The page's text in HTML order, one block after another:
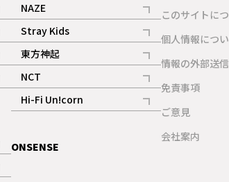
NAZE
記事
Stray Kids
記事
東方神起
記事
NCT
記事
Hi-Fi Un!corn
記事
ONSENSE
このサイトに
個人情報につ
情報の外部送
免責事項
ご意見
会社案内